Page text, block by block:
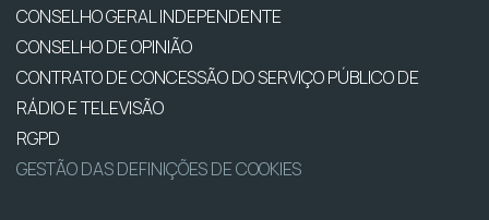
CONSELHO GERAL INDEPENDENTE
CONSELHO DE OPINIÃO
CONTRATO DE CONCESSÃO DO SERVIÇO PÚBLICO DE
RÁDIO E TELEVISÃO
RGPD
GESTÃO DAS DEFINIÇÕES DE COOKIES